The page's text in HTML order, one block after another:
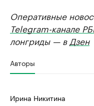
Оперативные
Telegram-канале
лонгриды — в Дзен
Авторы
Ирина Никитина